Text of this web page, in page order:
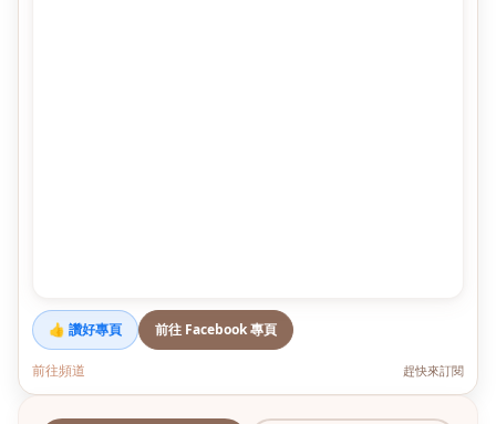
👍 讚好專頁 前往 Facebook 專頁
前往頻道 趕快來訂閱